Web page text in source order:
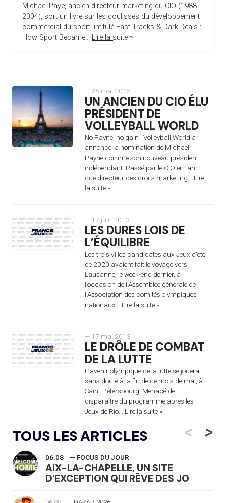
Michael Paye, ancien directeur marketing du CIO (1988-
2004), sort un livre sur les coulisses du développement
commercial du sport, intitulé Fast Tracks & Dark Deals :
How Sport Became... Lire la suite »
— 25 mai 2025
UN ANCIEN DU CIO ÉLU
PRÉSIDENT DE
VOLLEYBALL WORLD
No Payne, no gain ! Volleyball World a
annoncé la nomination de Michael
Payne comme son nouveau président
indépendant. Passé par le CIO en tant
que directeur des droits marketing... Lire
la suite »
— 17 juin 2013
LES DURES LOIS DE
L’ÉQUILIBRE
Les trois villes candidates aux Jeux d’été
de 2020 avaient fait le voyage vers
Lausanne, le week-end dernier, à
l’occasion de l’Assemblée générale de
l’Association des comités olympiques
nationaux... Lire la suite »
— 17 mai 2013
LE DRÔLE DE COMBAT
DE LA LUTTE
L’avenir olympique de la lutte se jouera
sans doute à la fin de ce mois de mai, à
Saint-Pétersbourg. Menacé de
disparaître du programme après les
Jeux de Rio... Lire la suite »
TOUS LES ARTICLES <
06.08 — FOCUS DU JOUR
AIX-LA-CHAPELLE, UN SITE
D'EXCEPTION QUI RÊVE DES JO
>